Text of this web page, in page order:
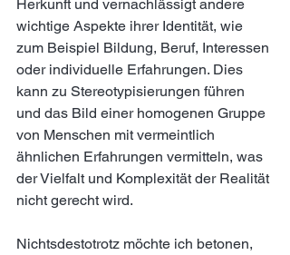
Herkunft und vernachlässigt andere
wichtige Aspekte ihrer Identität, wie
zum Beispiel Bildung, Beruf, Interessen
oder individuelle Erfahrungen. Dies
kann zu Stereotypisierungen führen
und das Bild einer homogenen Gruppe
von Menschen mit vermeintlich
ähnlichen Erfahrungen vermitteln, was
der Vielfalt und Komplexität der Realität
nicht gerecht wird.
Nichtsdestotrotz möchte ich betonen,